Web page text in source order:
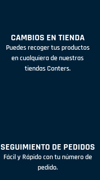
CAMBIOS EN TIENDA
Puedes recoger tus productos
en cualquiera de nuestras
tiendas Conters.
SEGUIMIENTO DE PEDIDOS
Fácil y Rápido con tu número de
pedido.